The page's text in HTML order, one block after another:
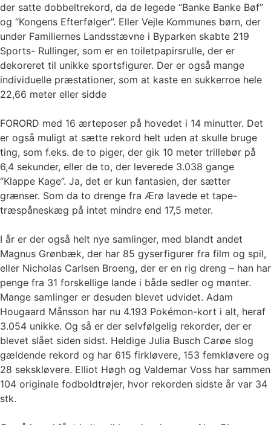
der satte dobbeltrekord, da de legede “Banke Banke Bøf”
og “Kongens Efterfølger”. Eller Vejle Kommunes børn, der
under Familiernes Landsstævne i Byparken skabte 219
Sports- Rullinger, som er en toiletpapirsrulle, der er
dekoreret til unikke sportsfigurer. Der er også mange
individuelle præstationer, som at kaste en sukkerroe hele
22,66 meter eller sidde
FORORD med 16 ærteposer på hovedet i 14 minutter. Det
er også muligt at sætte rekord helt uden at skulle bruge
ting, som f.eks. de to piger, der gik 10 meter trillebør på
6,4 sekunder, eller de to, der leverede 3.038 gange
“Klappe Kage”. Ja, det er kun fantasien, der sætter
grænser. Som da to drenge fra Ærø lavede et tape-
træspåneskæg på intet mindre end 17,5 meter.
I år er der også helt nye samlinger, med blandt andet
Magnus Grønbæk, der har 85 gyserfigurer fra film og spil,
eller Nicholas Carlsen Broeng, der er en rig dreng – han har
penge fra 31 forskellige lande i både sedler og mønter.
Mange samlinger er desuden blevet udvidet. Adam
Hougaard Månsson har nu 4.193 Pokémon-kort i alt, heraf
3.054 unikke. Og så er der selvfølgelig rekorder, der er
blevet slået siden sidst. Heldige Julia Busch Carøe slog
gældende rekord og har 615 firkløvere, 153 femkløvere og
28 sekskløvere. Elliot Høgh og Valdemar Voss har sammen
104 originale fodboldtrøjer, hvor rekorden sidste år var 34
stk.